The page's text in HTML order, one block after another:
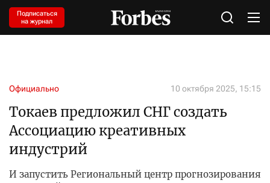
Подписаться
на журнал
Официально 10 октября 2025, 15:15
Токаев предложил СНГ создать
Ассоциацию креативных
индустрий
И запустить Региональный центр прогнозирования